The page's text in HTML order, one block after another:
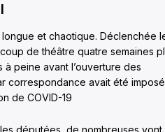
et chaotique. Déclenchée
de théâtre quatre semaines
peine avant l’ouverture des
correspondance avait été imposé
de COVID-19
députées, de nombreuses vont